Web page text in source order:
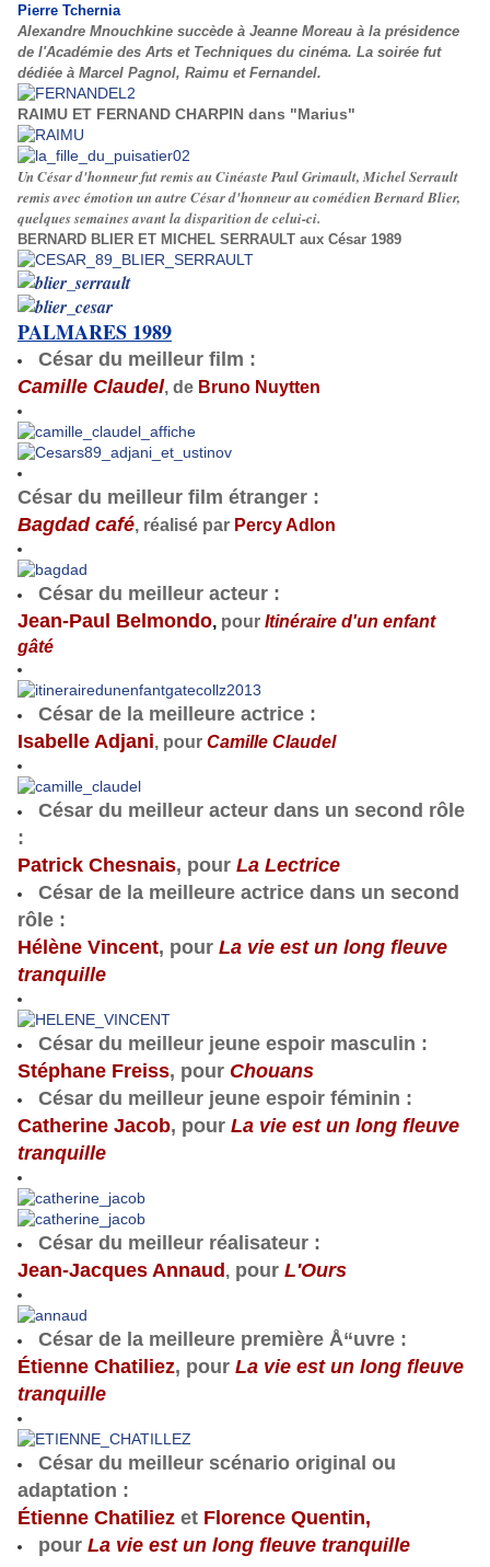
Pierre Tchernia
Alexandre Mnouchkine succède à Jeanne Moreau à la présidence
de l'Académie des Arts et Techniques du cinéma. La soirée fut
dédiée à Marcel Pagnol, Raimu et Fernandel.
RAIMU ET FERNAND CHARPIN dans "Marius"
Un César d'honneur fut remis au Cinéaste Paul Grimault, Michel Serrault
remis avec émotion un autre César d'honneur au comédien Bernard Blier,
quelques semaines avant la disparition de celui-ci.
BERNARD BLIER ET MICHEL SERRAULT aux César 1989
PALMARES 1989
César du meilleur film :
Camille Claudel, de Bruno Nuytten
César du meilleur film étranger :
Bagdad café, réalisé par Percy Adlon
César du meilleur acteur :
Jean-Paul Belmondo, pour Itinéraire d'un enfant
gâté
César de la meilleure actrice :
Isabelle Adjani, pour Camille Claudel
César du meilleur acteur dans un second rôle
:
Patrick Chesnais, pour La Lectrice
César de la meilleure actrice dans un second
rôle :
Hélène Vincent, pour La vie est un long fleuve
tranquille
César du meilleur jeune espoir masculin :
Stéphane Freiss, pour Chouans
César du meilleur jeune espoir féminin :
Catherine Jacob, pour La vie est un long fleuve
tranquille
César du meilleur réalisateur :
Jean-Jacques Annaud , pour L'Ours
César de la meilleure première Å“uvre :
Étienne Chatiliez, pour La vie est un long fleuve
tranquille
César du meilleur scénario original ou
adaptation :
Étienne Chatiliez et Florence Quentin,
pour La vie est un long fleuve tranquille